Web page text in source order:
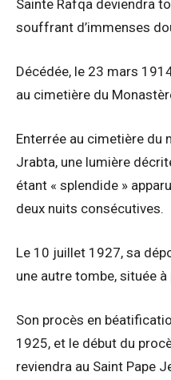
Sainte Rafqa deviendra
souffrant d’immenses
Décédée, le 23 mars
au cimetière du
Enterrée au cimetière du
Jrabta, une lumière
étant « splendide »
deux nuits consécutives.
Le 10 juillet 1927, sa
une autre tombe, située à
Son procès en
1925, et le début du
reviendra au Saint Pape